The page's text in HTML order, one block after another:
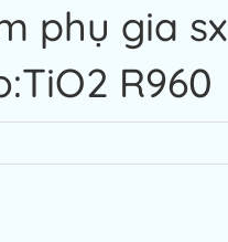
phụ gia sx
R960